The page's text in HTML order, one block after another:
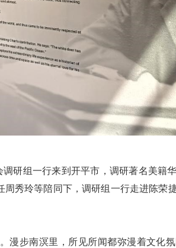
研组一行来到开平市，调研著名美籍
秀玲等陪同下，调研组一行走进陈荣
漫步南溟里，所见所闻都弥漫着文化